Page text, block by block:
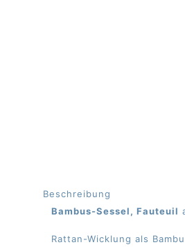
Beschreibung
Bambus-Sessel, Fauteuil
Rattan-Wicklung als